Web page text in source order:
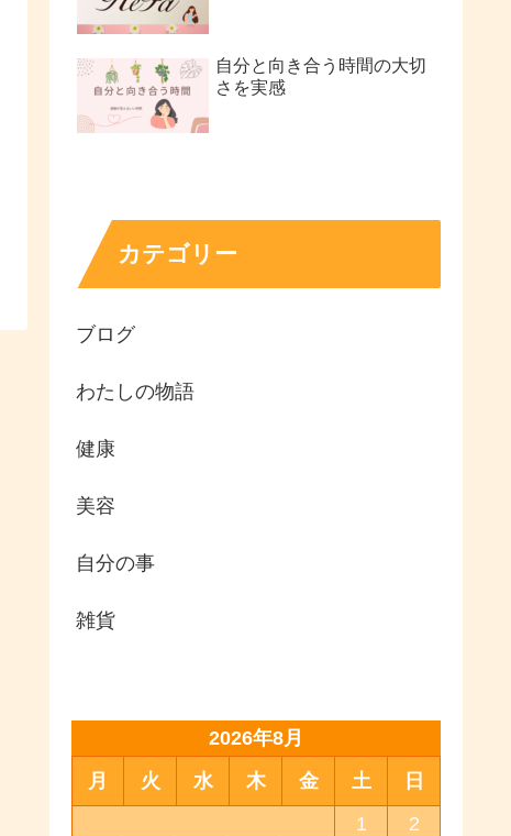
自分と向き合う時間の大切
さを実感
カテゴリー
ブログ
わたしの物語
健康
美容
自分の事
雑貨
2026年8月
月
火 水 木 金 土
日
1
2